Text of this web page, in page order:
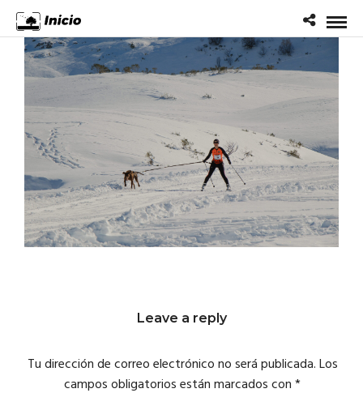
Leave a reply
Tu dirección de correo electrónico no será publicada.Los
campos obligatorios están marcados con*